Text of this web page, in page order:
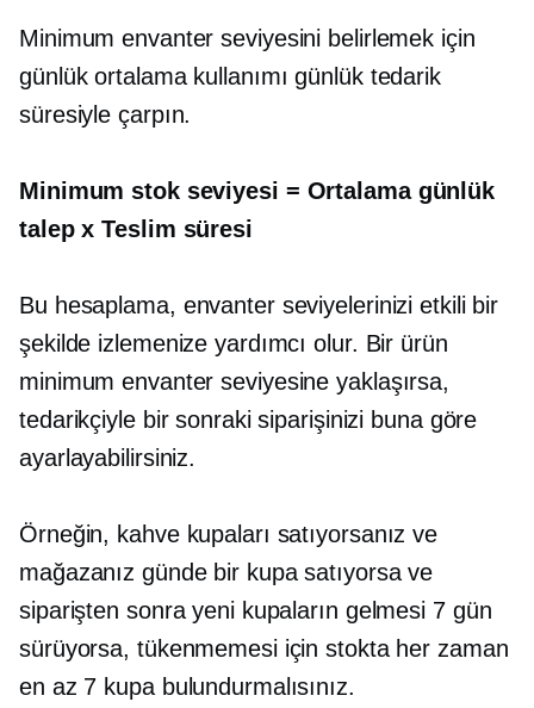
Minimum envanter seviyesini belirlemek için
günlük ortalama kullanımı günlük tedarik
süresiyle çarpın.
Minimum stok seviyesi = Ortalama günlük
talep x Teslim süresi
Bu hesaplama, envanter seviyelerinizi etkili bir
şekilde izlemenize yardımcı olur. Bir ürün
minimum envanter seviyesine yaklaşırsa,
tedarikçiyle bir sonraki siparişinizi buna göre
ayarlayabilirsiniz.
Örneğin, kahve kupaları satıyorsanız ve
mağazanız günde bir kupa satıyorsa ve
siparişten sonra yeni kupaların gelmesi 7 gün
sürüyorsa, tükenmemesi için stokta her zaman
en az 7 kupa bulundurmalısınız.